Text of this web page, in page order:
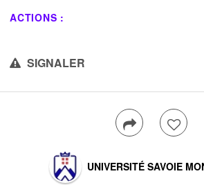
ACTIONS :
SIGNALER
UNIVERSITÉ SAVOIE